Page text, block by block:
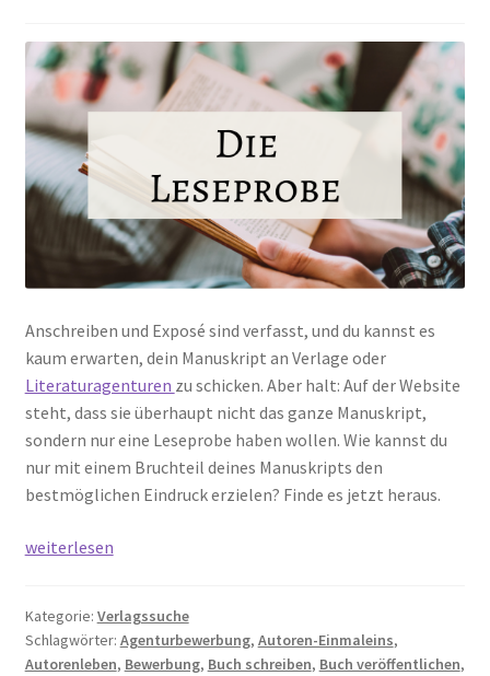
Anschreiben und Exposé sind verfasst, und du kannst es
kaum erwarten, dein Manuskript an Verlage oder
Literaturagenturen zu schicken. Aber halt: Auf der Website
steht, dass sie überhaupt nicht das ganze Manuskript,
sondern nur eine Leseprobe haben wollen. Wie kannst du
nur mit einem Bruchteil deines Manuskripts den
bestmöglichen Eindruck erzielen? Finde es jetzt heraus.
Verlagsbewerbung:
deine
Leseprobe
weiterlesen
Kategorie: Verlagssuche
Schlagwörter: Agenturbewerbung, Autoren-Einmaleins,
Autorenleben, Bewerbung, Buch schreiben, Buch veröffentlichen,